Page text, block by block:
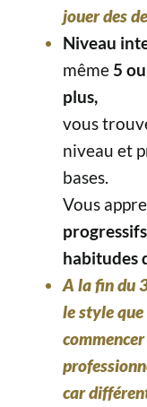
jouer des
Niveau
même 5
plus,
vous
niveau et
bases.
Vous
habitudes
A la fin du
le style
car